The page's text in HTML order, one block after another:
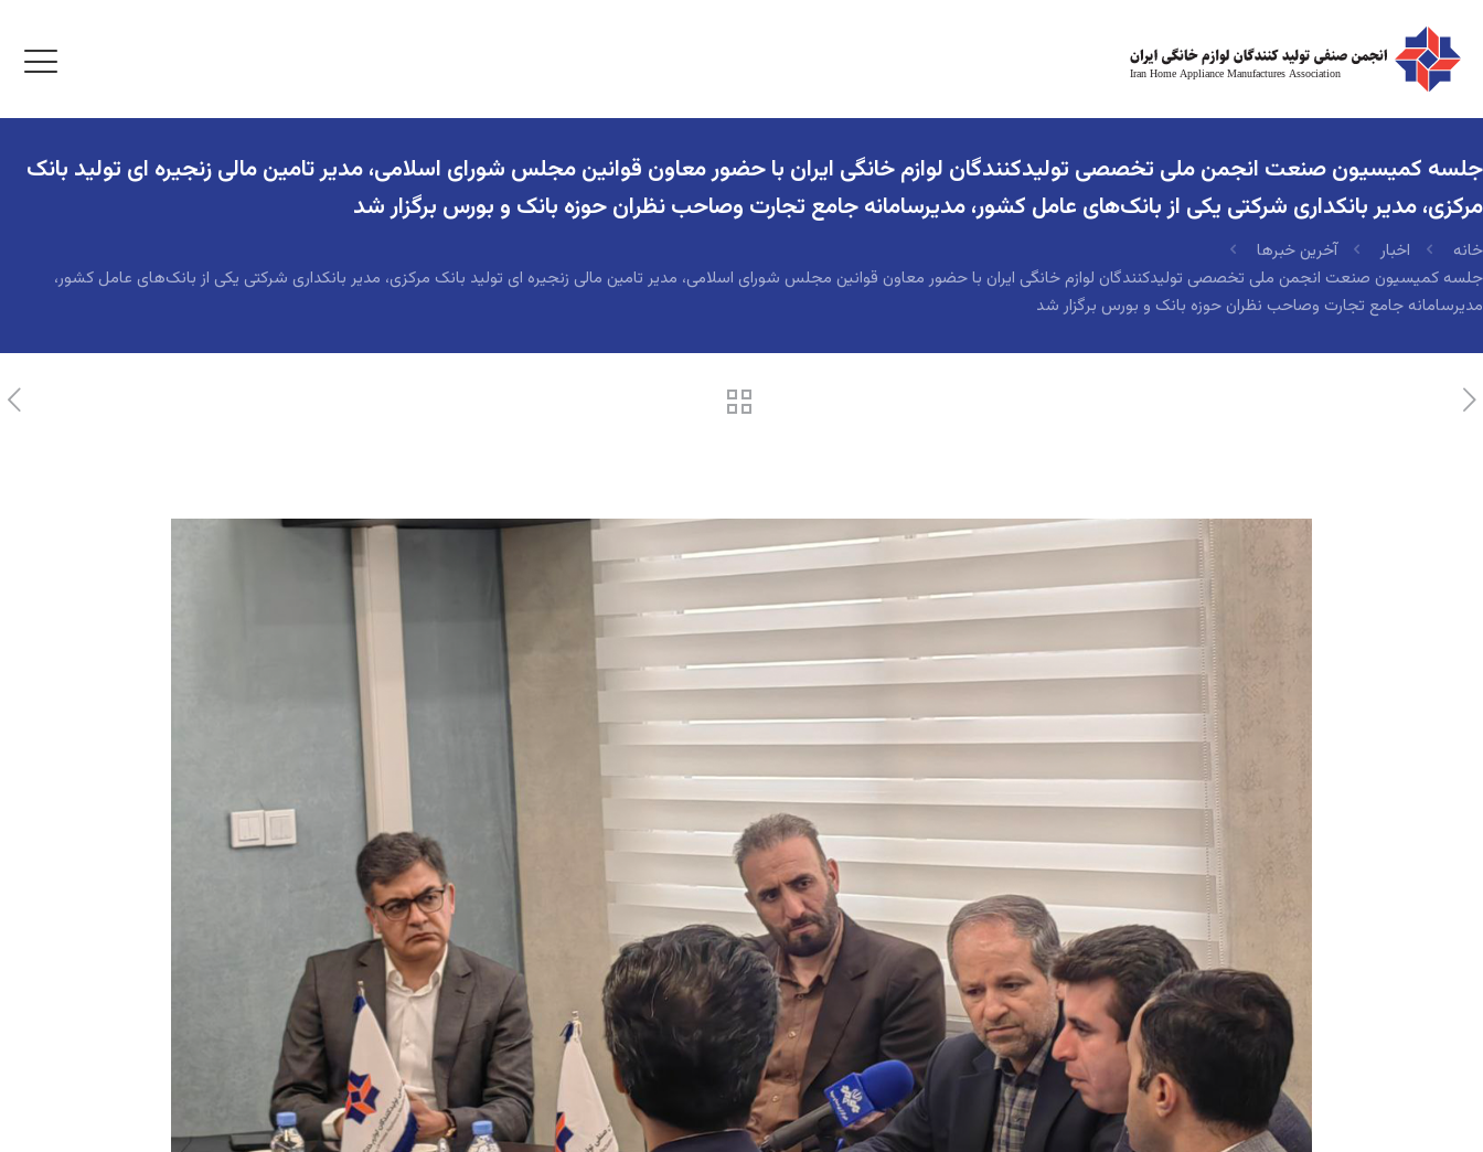
جلسه کمیسیون صنعت انجمن ملی تخصصی تولیدکنندگان لوازم خانگی ایران با حضور معاون قوانین مجلس شورای اسلامی، مدیر تامین مالی زنجیره ای تولید بانک
مرکزی، مدیر بانکداری شرکتی یکی از بانک‌های عامل کشور، مدیرسامانه جامع تجارت وصاحب نظران حوزه بانک و بورس برگزار شد
خانه اخبار
آخرین خبرها
جلسه کمیسیون صنعت انجمن ملی تخصصی تولیدکنندگان لوازم خانگی ایران با حضور معاون قوانین مجلس شورای اسلامی، مدیر تامین مالی زنجیره ای تولید بانک مرکزی، مدیر بانکداری شرکتی یکی از بانک‌های عامل کشور،
مدیرسامانه جامع تجارت وصاحب نظران حوزه بانک و بورس برگزار شد